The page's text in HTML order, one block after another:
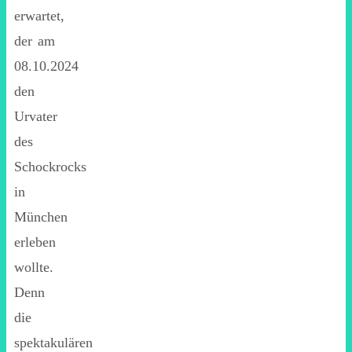
erwartet,
der am
08.10.2024
den
Urvater
des
Schockrocks
in
München
erleben
wollte.
Denn
die
spektakulären